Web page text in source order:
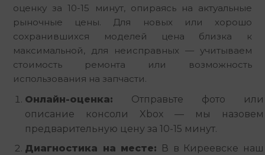
оценку за 10-15 минут, опираясь на актуальные
рыночные цены. Для новых или хорошо
сохранившихся моделей цена близка к
максимальной, для неисправных — учитываем
стоимость ремонта или возможность
использования на запчасти.
Онлайн-оценка: Отправьте фото или
описание консоли Xbox — мы назовем
предварительную цену за 10-15 минут.
Диагностика на месте: В в Киреевске наш